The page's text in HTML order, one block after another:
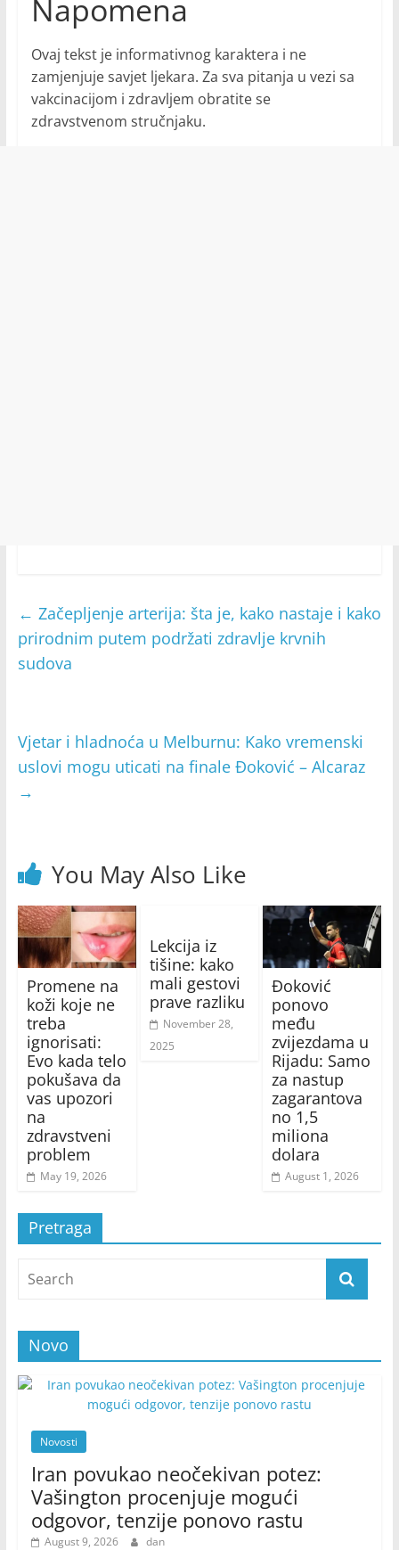
Napomena
Ovaj tekst je informativnog karaktera i ne
zamjenjuje savjet ljekara. Za sva pitanja u vezi sa
vakcinacijom i zdravljem obratite se
zdravstvenom stručnjaku.
← Začepljenje arterija: šta je, kako nastaje i kako
prirodnim putem podržati zdravlje krvnih
sudova
Vjetar i hladnoća u Melburnu: Kako vremenski
uslovi mogu uticati na finale Đoković – Alcaraz
→
You May Also Like
Promene na
koži koje ne
treba
ignorisati:
Evo kada telo
pokušava da
vas upozori
na
zdravstveni
problem
May 19, 2026
Lekcija iz
tišine: kako
mali gestovi
prave razliku
November 28,
2025
Đoković
ponovo
među
zvijezdama u
Rijadu: Samo
za nastup
zagarantova
no 1,5
miliona
dolara
August 1, 2026
Pretraga
Novo
Novosti
Iran povukao neočekivan potez:
Vašington procenjuje mogući
odgovor, tenzije ponovo rastu
August 9, 2026 dan